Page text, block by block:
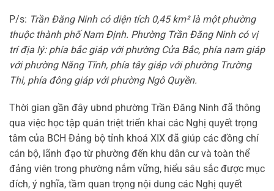
P/s: Trần Đăng Ninh có diện tích 0,45 km² là một phường
thuộc thành phố Nam Định. Phường Trần Đăng Ninh có vị
trí địa lý: phía bắc giáp với phường Cửa Bắc, phía nam giáp
với phường Năng Tĩnh, phía tây giáp với phường Trường
Thi, phía đông giáp với phường Ngô Quyền.
Thời gian gần đây ubnd phường Trần Đăng Ninh đã thông
qua việc học tập quán triệt triển khai các Nghị quyết trọng
tâm của BCH Đảng bộ tỉnh khoá XIX đã giúp các đồng chí
cán bộ, lãnh đạo từ phường đến khu dân cư và toàn thể
đảng viên trong phường nắm vững, hiểu sâu sắc được mục
đích, ý nghĩa, tầm quan trọng nội dung các Nghị quyết